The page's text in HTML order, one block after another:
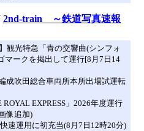
2nd-train ～鉄道写真速報
観光特急「青の交響曲(シンフォ
マークを掲出して運行[8月7日14
成吹田総合車両所本所出場試運転
ROYAL EXPRESS」2026年度運行
像追加)
快速運用に初充当(8月7日12時20分)